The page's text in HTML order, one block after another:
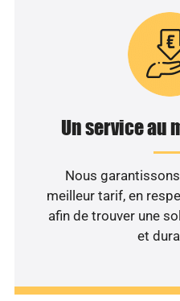
Un service au
Nous
meilleur tarif, en
afin de trouver une
et